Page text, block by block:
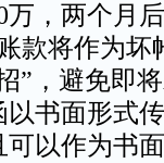
，两个月
款将作为
”，避免即
书面形式
以作为书